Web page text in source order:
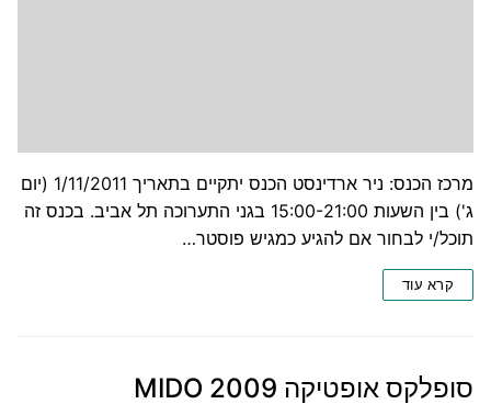
מרכז הכנס: ניר ארדינסט הכנס יתקיים בתאריך 1/11/2011 (יום
ג') בין השעות 15:00-21:00 בגני התערוכה תל אביב. בכנס זה
תוכל/י לבחור אם להגיע כמגיש פוסטר…
קרא עוד
סופלקס אופטיקה 2009 MIDO